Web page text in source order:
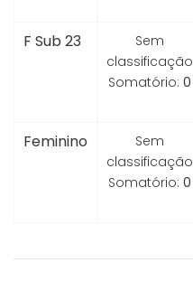
F Sub 23
Sem
classificação
Somatório: 0
Feminino
Sem
classificação
Somatório: 0